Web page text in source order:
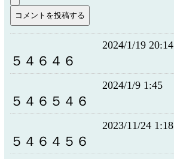
2024/1/19 20:14
５４６４６
2024/1/9 1:45
５４６５４６
2023/11/24 1:18
５４６４５６